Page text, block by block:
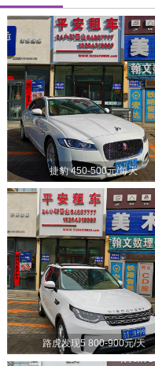
捷豹 450-500元/每天
路虎发现5 800-900元/天